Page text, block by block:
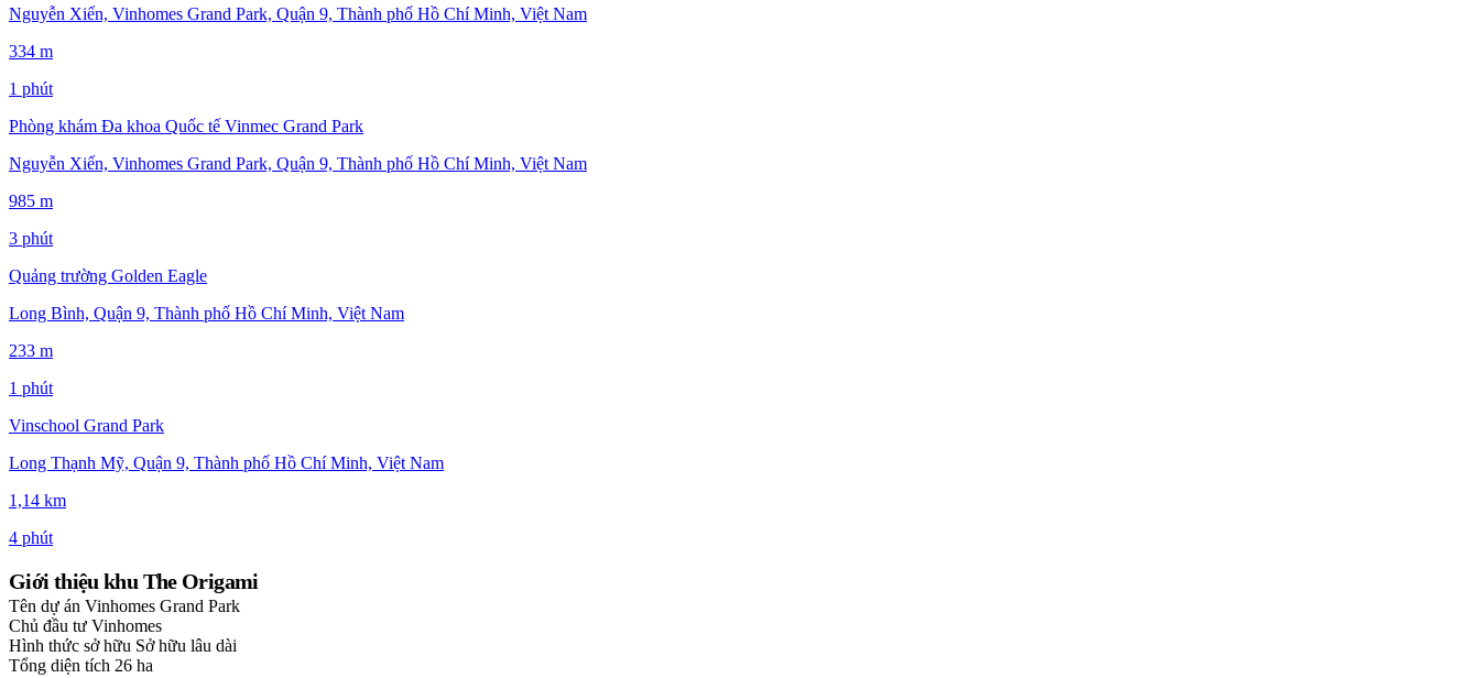
Nguyễn Xiển, Vinhomes Grand Park, Quận 9, Thành phố Hồ Chí Minh, Việt Nam
334 m
1 phút
Phòng khám Đa khoa Quốc tế Vinmec Grand Park
Nguyễn Xiển, Vinhomes Grand Park, Quận 9, Thành phố Hồ Chí Minh, Việt Nam
985 m
3 phút
Quảng trường Golden Eagle
Long Bình, Quận 9, Thành phố Hồ Chí Minh, Việt Nam
233 m
1 phút
Vinschool Grand Park
Long Thạnh Mỹ, Quận 9, Thành phố Hồ Chí Minh, Việt Nam
1,14 km
4 phút
Giới thiệu khu The Origami
Tên dự án Vinhomes Grand Park
Chủ đầu tư Vinhomes
Hình thức sở hữu Sở hữu lâu dài
Tổng diện tích 26 ha